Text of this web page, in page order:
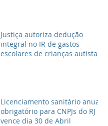
Justiça autoriza dedução
integral no IR de gastos
escolares de crianças autistas
Licenciamento sanitário anual
obrigatório para CNPJs do RJ
vence dia 30 de Abril